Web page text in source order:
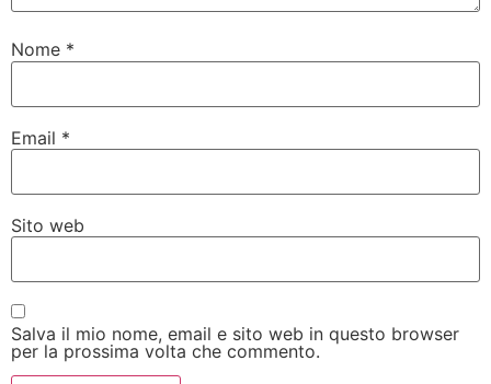
Nome *
Email *
Sito web
Salva il mio nome, email e sito web in questo browser
per la prossima volta che commento.